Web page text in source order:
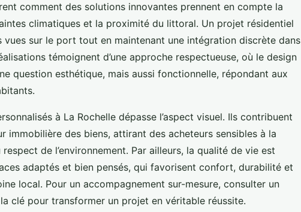
comment des solutions innovantes prennent en compte la
climatiques et la proximité du littoral. Un projet résidentiel
vues sur le port tout en maintenant une intégration discrète dans
témoignent d’une approche respectueuse, où le design
question esthétique, mais aussi fonctionnelle, répondant aux
à La Rochelle dépasse l’aspect visuel. Ils contribuent
immobilière des biens, attirant des acheteurs sensibles à la
de l’environnement. Par ailleurs, la qualité de vie est
adaptés et bien pensés, qui favorisent confort, durabilité et
local. Pour un accompagnement sur-mesure, consulter un
clé pour transformer un projet en véritable réussite.